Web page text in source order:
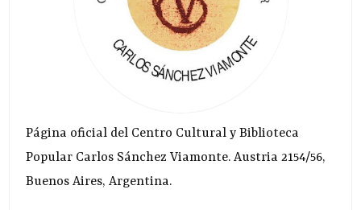
Página oficial del Centro Cultural y Biblioteca
Popular Carlos Sánchez Viamonte. Austria 2154/56,
Buenos Aires, Argentina.